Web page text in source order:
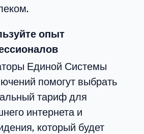
опыт
Единой Системы
помогут выбрать
тариф для
интернета и
который будет